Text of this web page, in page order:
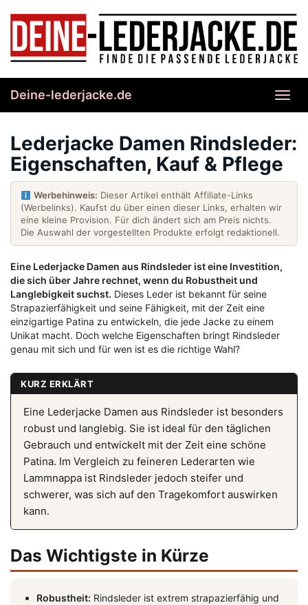
content
Deine-lederjacke.de
Lederjacke Damen Rindsleder:
Eigenschaften, Kauf & Pflege
Werbehinweis: Dieser Artikel enthält Affiliate-Links
(Werbelinks). Kaufst du über einen dieser Links, erhalten wir
eine kleine Provision. Für dich ändert sich am Preis nichts.
Die Auswahl der vorgestellten Produkte erfolgt redaktionell.
Eine Lederjacke Damen aus Rindsleder ist eine Investition,
die sich über Jahre rechnet, wenn du Robustheit und
Langlebigkeit suchst. Dieses Leder ist bekannt für seine
Strapazierfähigkeit und seine Fähigkeit, mit der Zeit eine
einzigartige Patina zu entwickeln, die jede Jacke zu einem
Unikat macht. Doch welche Eigenschaften bringt Rindsleder
genau mit sich und für wen ist es die richtige Wahl?
KURZ ERKLÄRT
Eine Lederjacke Damen aus Rindsleder ist besonders
robust und langlebig. Sie ist ideal für den täglichen
Gebrauch und entwickelt mit der Zeit eine schöne
Patina. Im Vergleich zu feineren Lederarten wie
Lammnappa ist Rindsleder jedoch steifer und
schwerer, was sich auf den Tragekomfort auswirken
kann.
Das Wichtigste in Kürze
Robustheit: Rindsleder ist extrem strapazierfähig und